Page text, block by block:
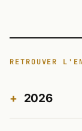
RETROUVER
2026